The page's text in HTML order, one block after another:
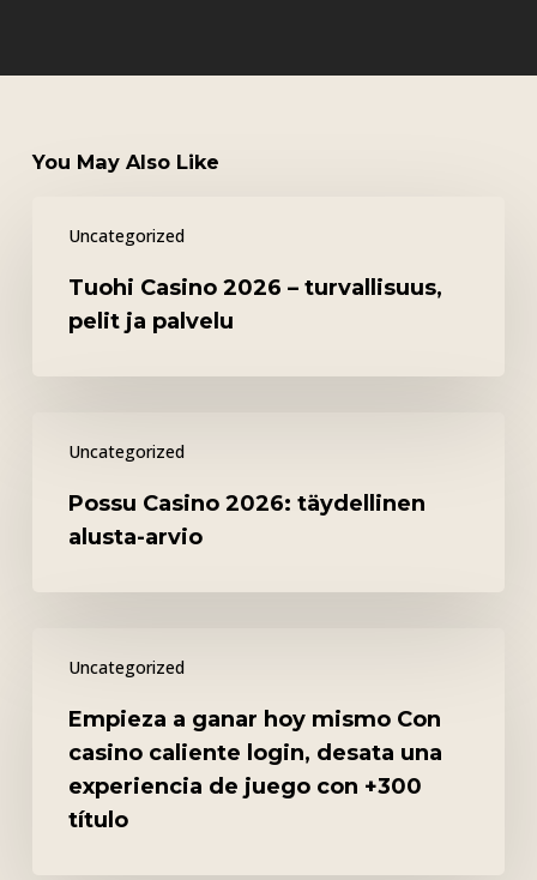
You May Also Like
Uncategorized
Casino
turvallisuus,
Tuohi Casino 2026 – turvallisuus,
pelit ja palvelu
Uncategorized
Casino
alusta-
Possu Casino 2026: täydellinen
alusta-arvio
Uncategorized
mismo
casino
Empieza a ganar hoy mismo Con
casino caliente login, desata una
experiencia de juego con +300
título